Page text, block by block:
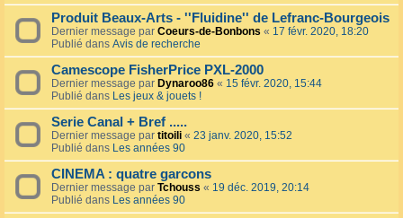
Produit Beaux-Arts - ''Fluidine'' de Lefranc-Bourgeois
Dernier message par Coeurs-de-Bonbons « 17 févr. 2020, 18:20
Publié dans Avis de recherche
Camescope FisherPrice PXL-2000
Dernier message par Dynaroo86 « 15 févr. 2020, 15:44
Publié dans Les jeux & jouets !
Serie Canal + Bref .....
Dernier message par titoili « 23 janv. 2020, 15:52
Publié dans Les années 90
CINEMA : quatre garcons
Dernier message par Tchouss « 19 déc. 2019, 20:14
Publié dans Les années 90